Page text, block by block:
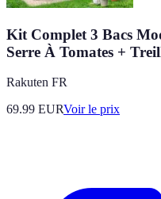
Kit Complet 3 Bacs
Serre À Tomates +
Rakuten FR
69.99 EURVoir le prix